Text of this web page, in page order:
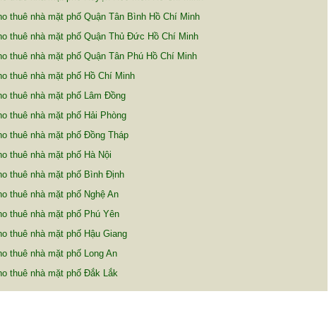
thuê nhà mặt phố Quận Tân Bình Hồ Chí Minh
thuê nhà mặt phố Quận Thủ Đức Hồ Chí Minh
thuê nhà mặt phố Quận Tân Phú Hồ Chí Minh
thuê nhà mặt phố Hồ Chí Minh
thuê nhà mặt phố Lâm Đồng
thuê nhà mặt phố Hải Phòng
thuê nhà mặt phố Đồng Tháp
thuê nhà mặt phố Hà Nội
thuê nhà mặt phố Bình Định
thuê nhà mặt phố Nghệ An
thuê nhà mặt phố Phú Yên
thuê nhà mặt phố Hậu Giang
thuê nhà mặt phố Long An
thuê nhà mặt phố Đắk Lắk